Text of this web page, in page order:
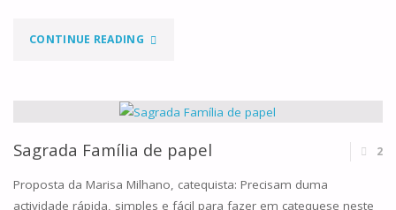
RECEITA
DE
DONUTS
CONTINUE READING"EM
Sagrada Família de papel 2
Proposta da Marisa Milhano, catequista: Precisam duma
actividade rápida, simples e fácil para fazer em catequese neste